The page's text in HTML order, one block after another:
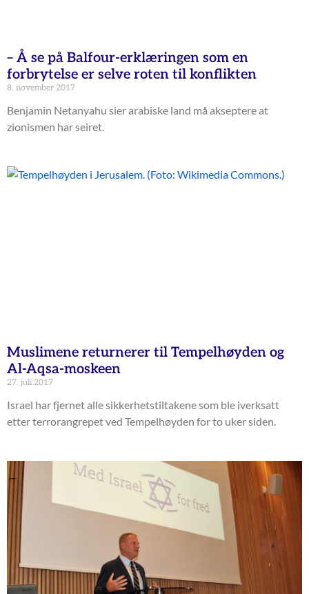
– Å se på Balfour-erklæringen som en
forbrytelse er selve roten til konflikten
8. november 2017
Benjamin Netanyahu sier arabiske land må akseptere at
zionismen har seiret.
Muslimene returnerer til Tempelhøyden og
Al-Aqsa-moskeen
27. juli 2017
Israel har fjernet alle sikkerhetstiltakene som ble iverksatt
etter terrorangrepet ved Tempelhøyden for to uker siden.